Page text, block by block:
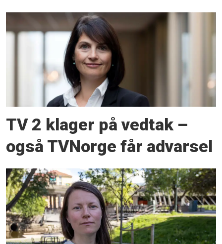
TV 2 klager på vedtak –
også TVNorge får advarsel